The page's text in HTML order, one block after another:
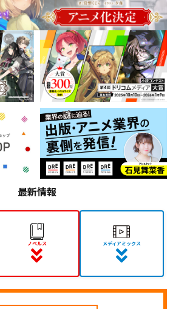
最新情報
ノベルス メディアミックス